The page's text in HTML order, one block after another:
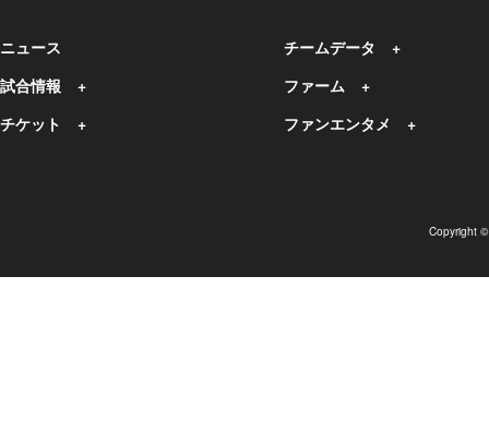
ニュース
試合情報
チケット
チームデータ
ファーム
ファンエンタメ
Copyright